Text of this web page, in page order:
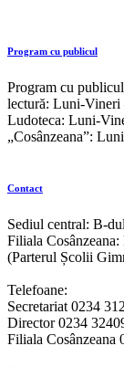
Program cu publicul
Program cu
lectură: Luni-Vineri
Ludoteca: Luni-
„Cosânzeana”:
Contact
Sediul central: B-
Filiala
(Parterul Școlii
Telefoane:
Secretariat 0234
Director 0234
Filiala Cosânzeana